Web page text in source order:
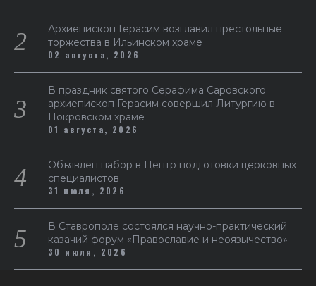
Архиепископ Герасим возглавил престольные
торжества в Ильинском храме
02 августа, 2026
В праздник святого Серафима Саровского
архиепископ Герасим совершил Литургию в
Покровском храме
01 августа, 2026
Объявлен набор в Центр подготовки церковных
специалистов
31 июля, 2026
В Ставрополе состоялся научно-практический
казачий форум «Православие и неоязычество»
30 июля, 2026